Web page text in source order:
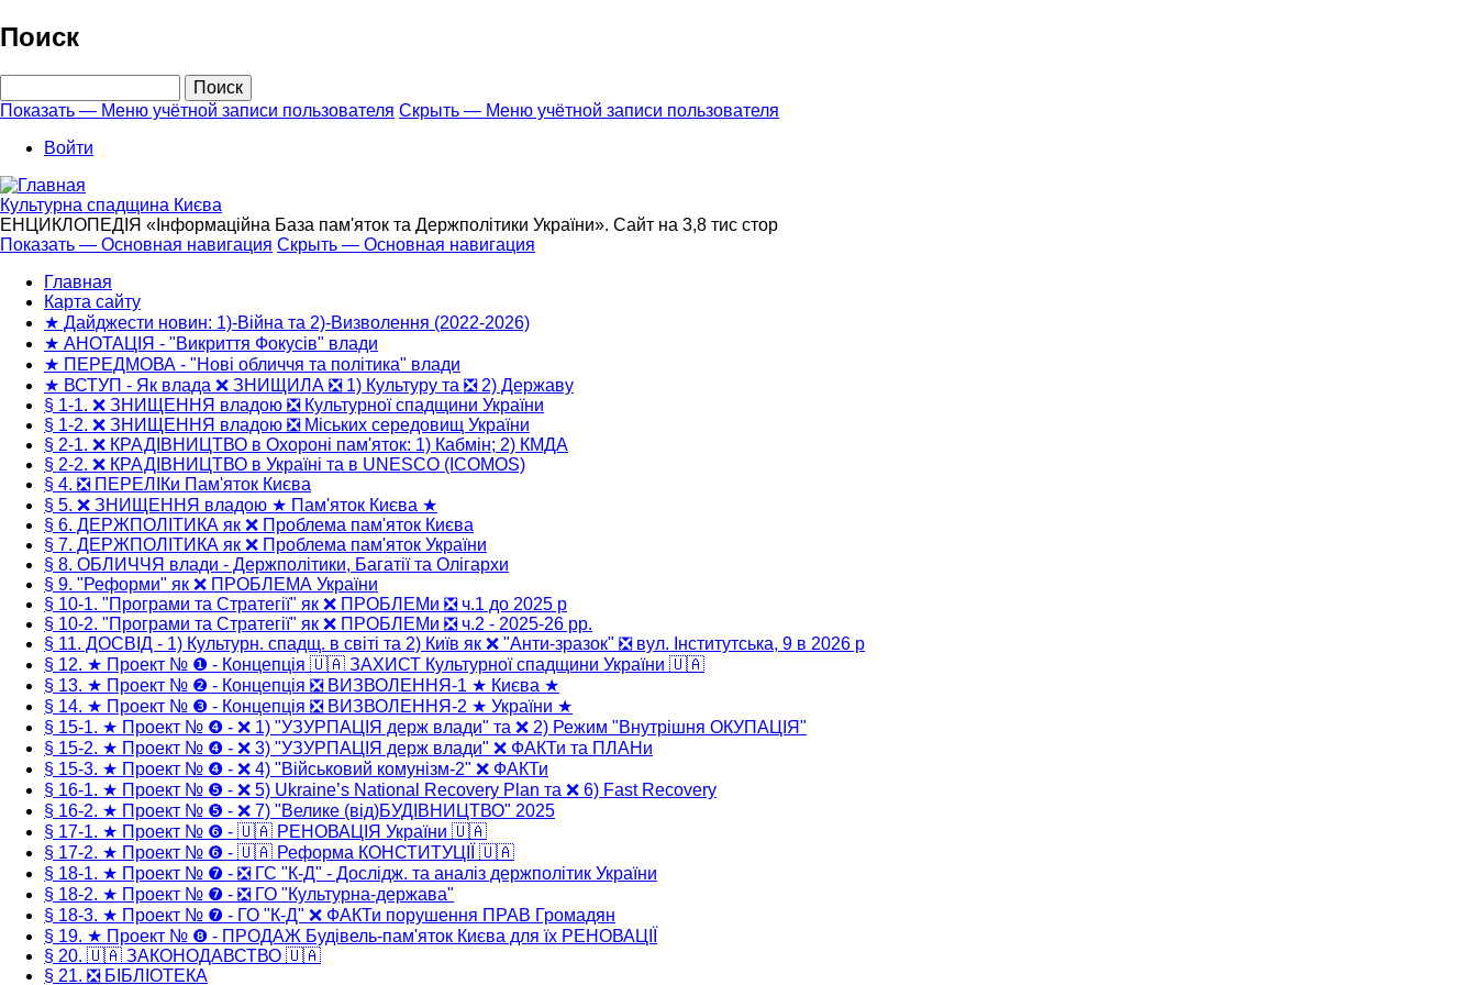
Перейти
к
основному
Поиск
Меню
учётной
записи
пользователя
Показать — Меню учётной записи пользователя Скрыть — Меню учётной записи пользователя
Войти
Культурна спадщина Києва
ЕНЦИКЛОПЕДІЯ «Інформаційна База пам'яток та Держполітики України». Сайт на 3,8 тис стор
Основная
навигация
Показать — Основная навигация Скрыть — Основная навигация
Главная
Карта сайту
★ Дайджести новин: 1)-Війна та 2)-Визволення (2022-2026)
★ АНОТАЦІЯ - "Викриття Фокусів" влади
★ ПЕРЕДМОВА - "Нові обличчя та політика" влади
★ ВСТУП - Як влада ❌ ЗНИЩИЛА ❎ 1) Культуру та ❎ 2) Державу
§ 1-1. ❌ ЗНИЩЕННЯ владою ❎ Культурної спадщини України
§ 1-2. ❌ ЗНИЩЕННЯ владою ❎ Міських середовищ України
§ 2-1. ❌ КРАДІВНИЦТВО в Охороні пам'яток: 1) Кабмін; 2) КМДА
§ 2-2. ❌ КРАДІВНИЦТВО в Україні та в UNESCO (ICOMOS)
§ 4. ❎ ПЕРЕЛІКи Пам'яток Києва
§ 5. ❌ ЗНИЩЕННЯ владою ★ Пам'яток Києва ★
§ 6. ДЕРЖПОЛІТИКА як ❌ Проблема пам'яток Києва
§ 7. ДЕРЖПОЛІТИКА як ❌ Проблема пам'яток України
§ 8. ОБЛИЧЧЯ влади - Держполітики, Багатії та Олігархи
§ 9. "Реформи" як ❌ ПРОБЛЕМА України
§ 10-1. "Програми та Стратегії" як ❌ ПРОБЛЕМи ❎ ч.1 до 2025 р
§ 10-2. "Програми та Стратегії" як ❌ ПРОБЛЕМи ❎ ч.2 - 2025-26 рр.
§ 11. ДОСВІД - 1) Культурн. спадщ. в світі та 2) Київ як ❌ "Анти-зразок" ❎ вул. Інститутська, 9 в 2026 р
§ 12. ★ Проект № ❶ - Концепція 🇺🇦 ЗАХИСТ Культурної спадщини України 🇺🇦
§ 13. ★ Проект № ❷ - Концепція ❎ ВИЗВОЛЕННЯ-1 ★ Києва ★
§ 14. ★ Проект № ❸ - Концепція ❎ ВИЗВОЛЕННЯ-2 ★ України ★
§ 15-1. ★ Проект № ❹ - ❌ 1) "УЗУРПАЦІЯ держ влади" та ❌ 2) Режим "Внутрішня ОКУПАЦІЯ"
§ 15-2. ★ Проект № ❹ - ❌ 3) "УЗУРПАЦІЯ держ влади" ❌ ФАКТи та ПЛАНи
§ 15-3. ★ Проект № ❹ - ❌ 4) "Військовий комунізм-2" ❌ ФАКТи
§ 16-1. ★ Проект № ❺ - ❌ 5) Ukraine’s National Recovery Plan та ❌ 6) Fast Recovery
§ 16-2. ★ Проект № ❺ - ❌ 7) "Велике (від)БУДІВНИЦТВО" 2025
§ 17-1. ★ Проект № ❻ - 🇺🇦 РЕНОВАЦІЯ України 🇺🇦
§ 17-2. ★ Проект № ❻ - 🇺🇦 Реформа КОНСТИТУЦІЇ 🇺🇦
§ 18-1. ★ Проект № ❼ - ❎ ГС "К-Д" - Дослідж. та аналіз держполітик України
§ 18-2. ★ Проект № ❼ - ❎ ГО "Культурна-держава"
§ 18-3. ★ Проект № ❼ - ГО "К-Д" ❌ ФАКТи порушення ПРАВ Громадян
§ 19. ★ Проект № ❽ - ПРОДАЖ Будівель-пам'яток Києва для їх РЕНОВАЦІЇ
§ 20. 🇺🇦 ЗАКОНОДАВСТВО 🇺🇦
§ 21. ❎ БІБЛІОТЕКА